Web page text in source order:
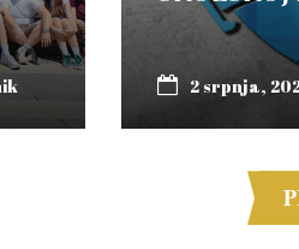
2 srpnja,